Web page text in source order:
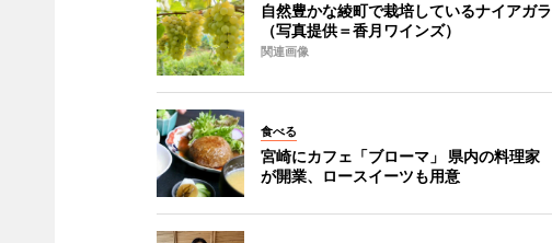
自然豊かな綾町で栽培しているナイアガラ
（写真提供＝香月ワインズ）
関連画像
食べる
宮崎にカフェ「ブローマ」 県内の料理家
が開業、ロースイーツも用意